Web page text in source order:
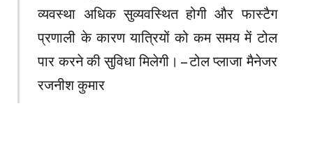
व्यवस्था अधिक सुव्यवस्थित होगी और फास्टैग
प्रणाली के कारण यात्रियों को कम समय में टोल
पार करने की सुविधा मिलेगी। – टोल प्लाजा मैनेजर
रजनीश कुमार